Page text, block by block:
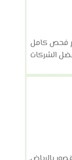
فحص كامل
الشركات